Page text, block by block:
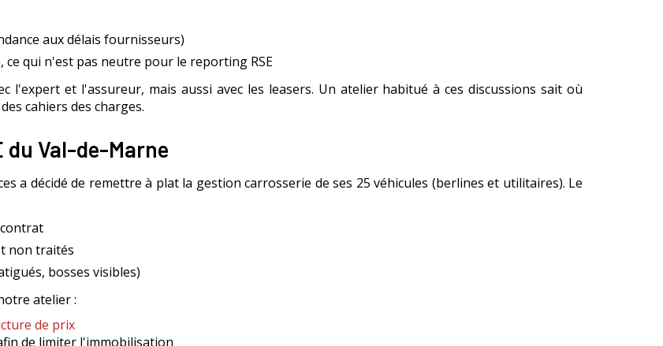
aux délais fournisseurs)
qui n'est pas neutre pour le reporting RSE
l'expert et l'assureur, mais aussi avec les leasers. Un atelier habitué à ces discussions sait où
cahiers des charges.
Val-de-Marne
a décidé de remettre à plat la gestion carrosserie de ses 25 véhicules (berlines et utilitaires). Le
non traités
bosses visibles)
atelier :
de prix
de limiter l'immobilisation